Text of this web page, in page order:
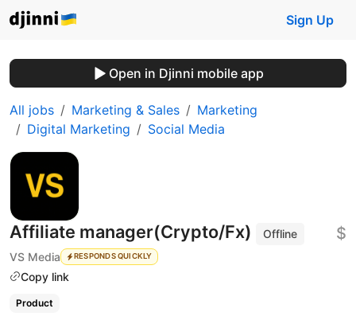
Sign Up
Open in Djinni mobile app
All jobs Marketing & Sales
Marketing
Digital Marketing
Social Media
Affiliate manager(Crypto/Fx)
Offline
VS Media
RESPONDS QUICKLY
Copy link
$
Product